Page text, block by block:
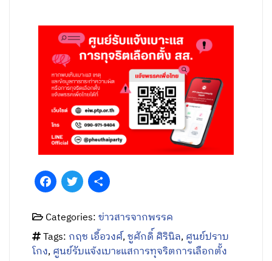
FacebookTwitter
Categories:ข่าวสารจากพรรค
Tags: กฤช เอื้อวงศ์,ชูศักดิ์ ศิรินิล,ศูนย์ปราบ
โกง,ศูนย์รับแจ้งเบาะแสการทุจริตการเลือกตั้ง